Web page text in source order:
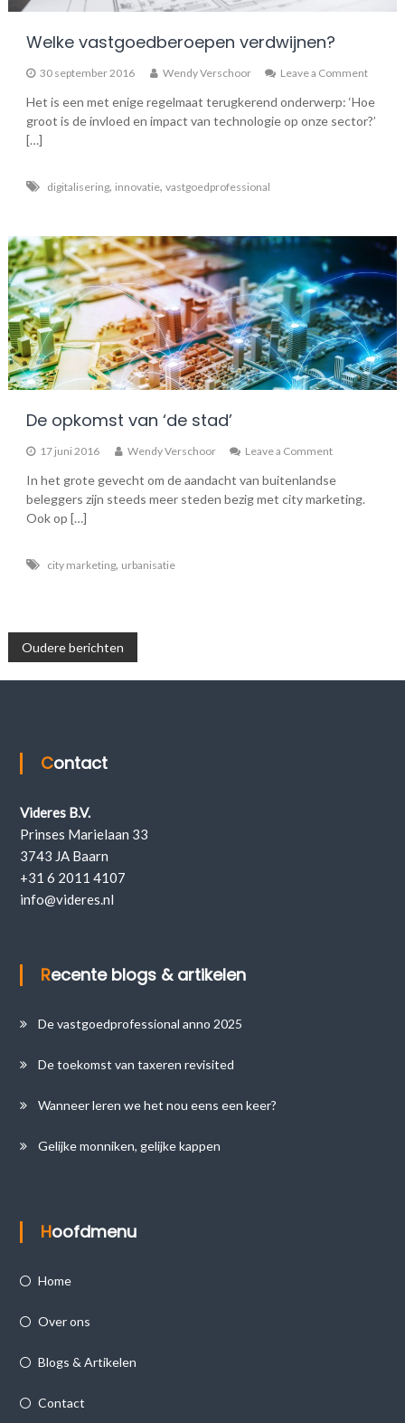
Welke vastgoedberoepen verdwijnen?
30 september 2016 Wendy Verschoor Leave a Commenton
Het is een met enige regelmaat terugkerend onderwerp: ‘Hoe
groot is de invloed en impact van technologie op onze sector?’
[…]
digitalisering, innovatie, vastgoedprofessional
De opkomst van ‘de stad’
17 juni 2016 Wendy Verschoor Leave a Commenton
opkomst
van
In het grote gevecht om de aandacht van buitenlandse
beleggers zijn steeds meer steden bezig met city marketing.
Ook op […]
city marketing, urbanisatie
Berichtennavigatie
Oudere berichten
Contact
Videres B.V.
Prinses Marielaan 33
3743 JA Baarn
+31 6 2011 4107
info@videres.nl
Recente blogs & artikelen
De vastgoedprofessional anno 2025
De toekomst van taxeren revisited
Wanneer leren we het nou eens een keer?
Gelijke monniken, gelijke kappen
Hoofdmenu
Home
Over ons
Blogs & Artikelen
Contact